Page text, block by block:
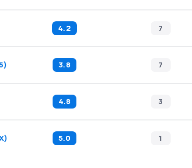
4.2 7
) 3.8 7
4.8 3
) 5.0 1